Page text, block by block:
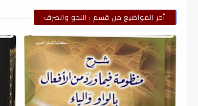
أخر المواضيع من قسم : النحو والصرف